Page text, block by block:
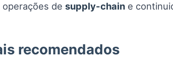
de supply-chain e
recomendados